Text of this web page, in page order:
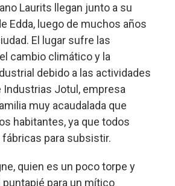
Laurits llegan junto a su
Edda, luego de muchos años
El lugar sufre las
cambio climático y la
debido a las actividades
Industrias Jotul, empresa
muy acaudalada que
habitantes, ya que todos
para subsistir.
quien es un poco torpe y
puntapié para un mítico